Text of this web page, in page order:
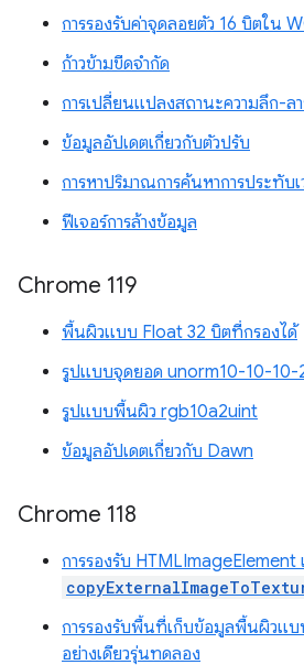
การรองรับค่าจุดลอยตัว 16 บิตใน
ก้าวข้ามขีดจำกัด
การเปลี่ยนแปลงสถานะความลึก-ล
ข้อมูลอัปเดตเกี่ยวกับตัวปรับ
การหาปริมาณการค้นหาการประทับเ
ฟีเจอร์การล้างข้อมูล
Chrome 119
พื้นผิวแบบ Float 32 บิตที่กรองได้
รูปแบบจุดยอด unorm10-10-10-
รูปแบบพื้นผิว rgb10a2uint
ข้อมูลอัปเดตเกี่ยวกับ Dawn
Chrome 118
การรองรับ
การรองรับพื้นที่เก็บข้อมูลพื้นผิวแ
อย่างเดียวรุ่นทดลอง